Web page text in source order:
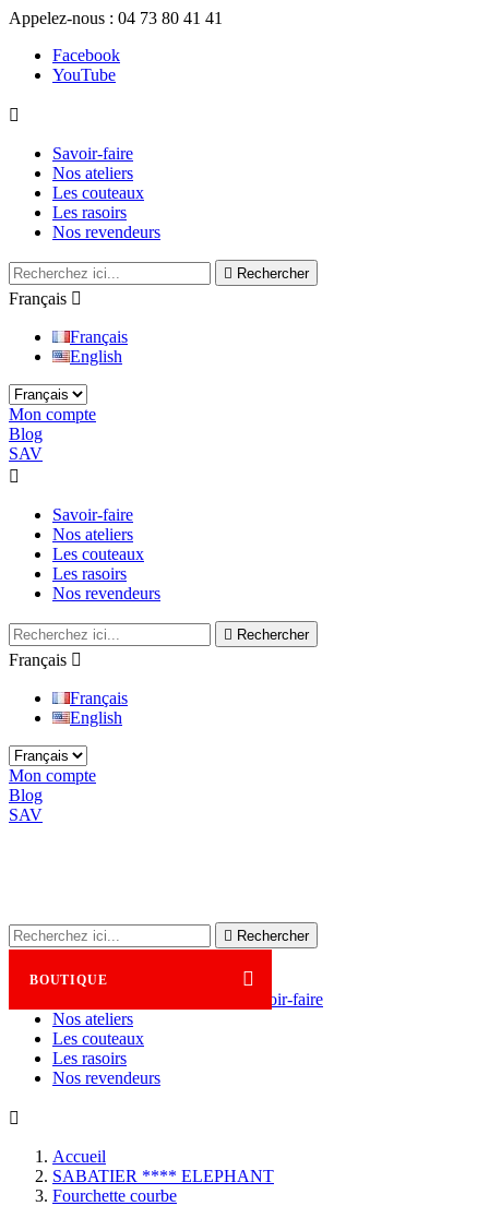
Appelez-nous : 04 73 80 41 41
Facebook
YouTube

Savoir-faire
Nos ateliers
Les couteaux
Les rasoirs
Nos revendeurs
 Rechercher
Français 
Français
English
Mon compte
Blog
SAV

Savoir-faire
Nos ateliers
Les couteaux
Les rasoirs
Nos revendeurs
 Rechercher
Français 
Français
English
Mon compte
Blog
SAV
 Rechercher

BOUTIQUE
Savoir-faire
Nos ateliers
Les couteaux
Les rasoirs
Nos revendeurs

Accueil
SABATIER **** ELEPHANT
Fourchette courbe